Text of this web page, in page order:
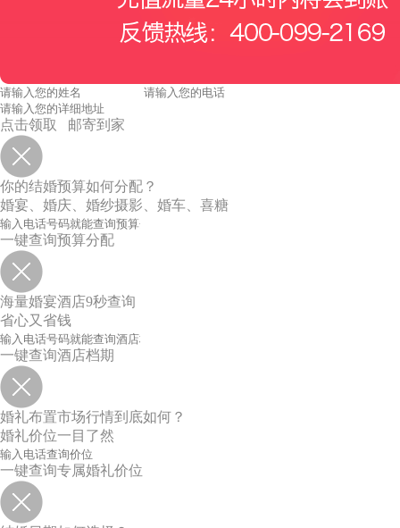
点击领取 邮寄到家
你的结婚预算如何分配？
婚宴、婚庆、婚纱摄影、婚车、喜糖
一键查询预算分配
海量婚宴酒店9秒查询
省心又省钱
一键查询酒店档期
婚礼布置市场行情到底如何？
婚礼价位一目了然
一键查询专属婚礼价位